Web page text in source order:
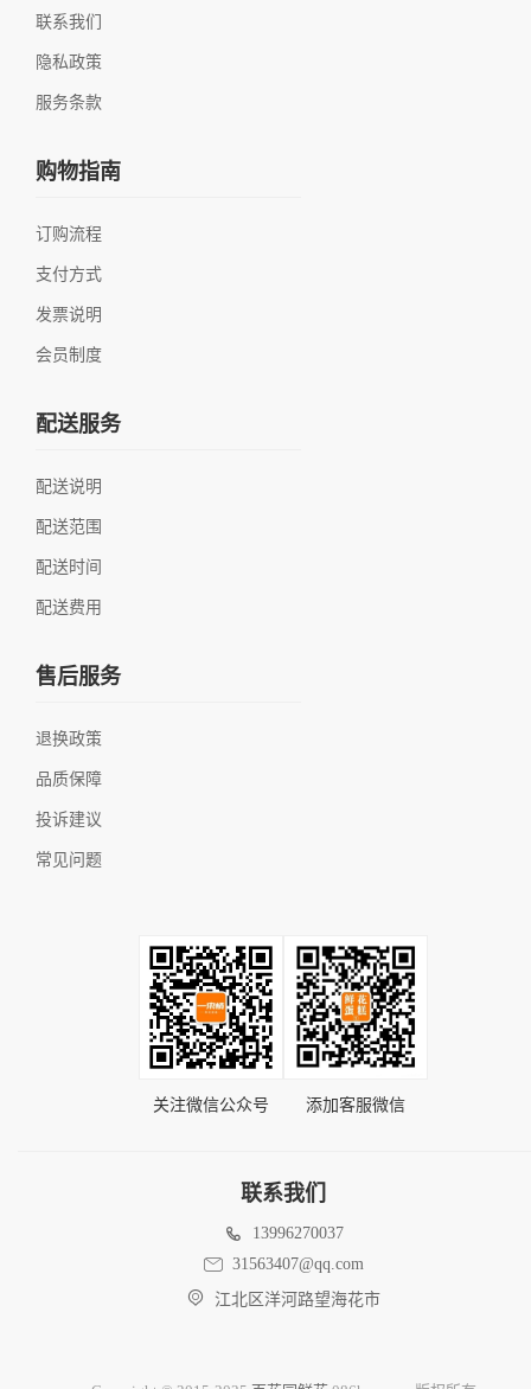
联系我们
隐私政策
服务条款
购物指南
订购流程
支付方式
发票说明
会员制度
配送服务
配送说明
配送范围
配送时间
配送费用
售后服务
退换政策
品质保障
投诉建议
常见问题
关注微信公众号 添加客服微信
联系我们
13996270037
31563407@qq.com
江北区洋河路望海花市